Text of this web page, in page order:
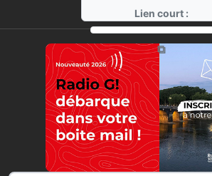
Lien court :
⧉